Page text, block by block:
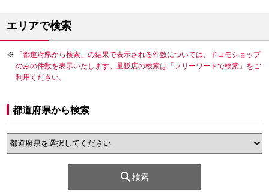
エリアで検索
「都道府県から検索」の結果で表示される件数については、ドコモショップ
のみの件数を表示いたします。量販店の検索は「フリーワードで検索」をご
利用ください。
都道府県から検索
検索